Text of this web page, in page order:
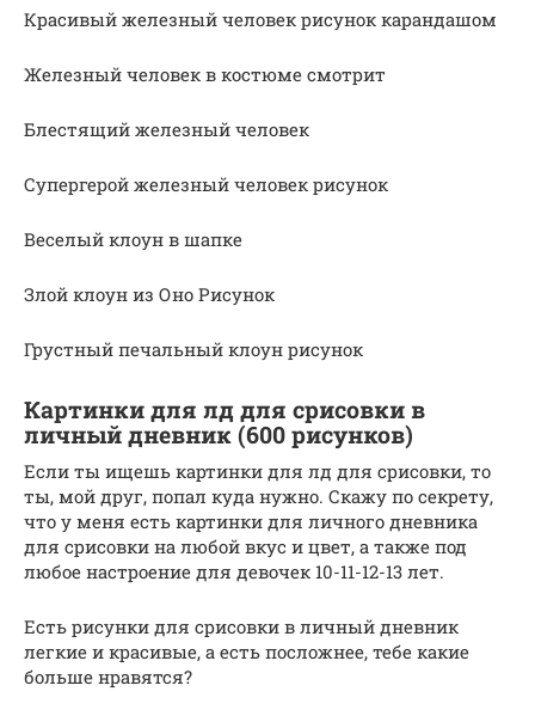
Красивый железный человек рисунок карандашом
Железный человек в костюме смотрит
Блестящий железный человек
Супергерой железный человек рисунок
Веселый клоун в шапке
Злой клоун из Оно Рисунок
Грустный печальный клоун рисунок
Картинки для лд для срисовки в
личный дневник (600 рисунков)
Если ты ищешь картинки для лд для срисовки, то
ты, мой друг, попал куда нужно. Скажу по секрету,
что у меня есть картинки для личного дневника
для срисовки на любой вкус и цвет, а также под
любое настроение для девочек 10-11-12-13 лет.
Есть рисунки для срисовки в личный дневник
легкие и красивые, а есть посложнее, тебе какие
больше нравятся?